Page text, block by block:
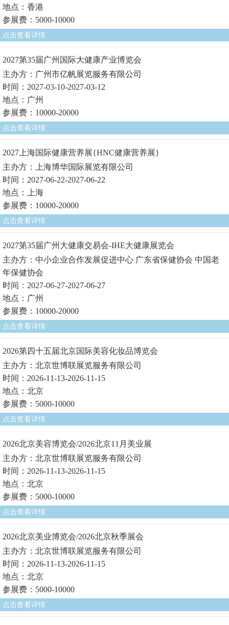
地点：香港
参展费：5000-10000
点击查看详情
2027第35届广州国际大健康产业博览会
主办方：广州市亿帆展览服务有限公司
时间：2027-03-10-2027-03-12
地点：广州
参展费：10000-20000
点击查看详情
2027上海国际健康营养展{HNC健康营养展}
主办方：上海博华国际展览有限公司
时间：2027-06-22-2027-06-22
地点：上海
参展费：10000-20000
点击查看详情
2027第35届广州大健康交易会-IHE大健康展览会
主办方：中小企业合作发展促进中心 广东省保健协会 中国老
年保健协会
时间：2027-06-27-2027-06-27
地点：广州
参展费：10000-20000
点击查看详情
2026第四十五届北京国际美容化妆品博览会
主办方：北京世博联展览服务有限公司
时间：2026-11-13-2026-11-15
地点：北京
参展费：5000-10000
点击查看详情
2026北京美容博览会/2026北京11月美业展
主办方：北京世博联展览服务有限公司
时间：2026-11-13-2026-11-15
地点：北京
参展费：5000-10000
点击查看详情
2026北京美业博览会/2026北京秋季展会
主办方：北京世博联展览服务有限公司
时间：2026-11-13-2026-11-15
地点：北京
参展费：5000-10000
点击查看详情